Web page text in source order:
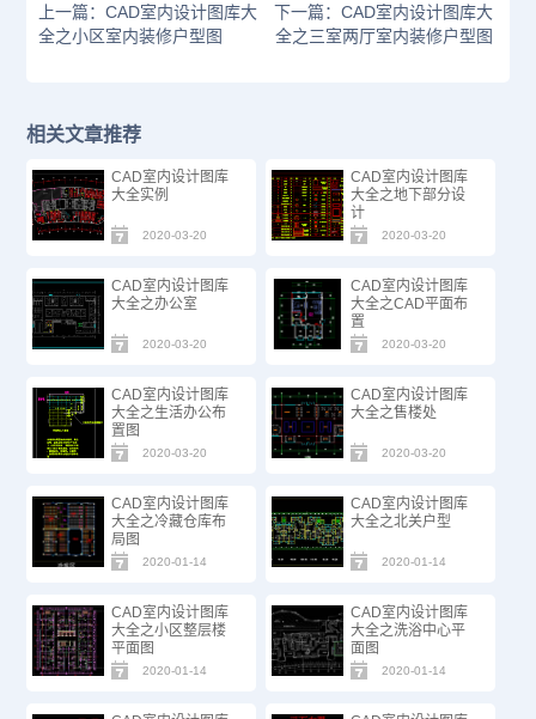
上一篇：CAD室内设计图库大
全之小区室内装修户型图
下一篇：CAD室内设计图库大
全之三室两厅室内装修户型图
相关文章推荐
CAD室内设计图库
大全实例
2020-03-20
CAD室内设计图库
大全之地下部分设
计
2020-03-20
CAD室内设计图库
大全之办公室
2020-03-20
CAD室内设计图库
大全之CAD平面布
置
2020-03-20
CAD室内设计图库
大全之生活办公布
置图
2020-03-20
CAD室内设计图库
大全之售楼处
2020-03-20
CAD室内设计图库
大全之冷藏仓库布
局图
2020-01-14
CAD室内设计图库
大全之北关户型
2020-01-14
CAD室内设计图库
大全之小区整层楼
平面图
2020-01-14
CAD室内设计图库
大全之洗浴中心平
面图
2020-01-14